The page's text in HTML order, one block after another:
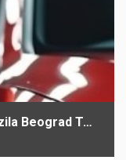
Tehnički pregled i registracija vozila Beograd Top Heel Tim Group